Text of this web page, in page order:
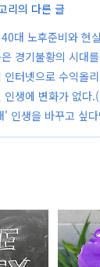
리의 다른 글
대 노후준비와 현
경기불황의 시대
인터넷으로 수익올
인생에 변화가 없다
' 인생을 바꾸고 싶